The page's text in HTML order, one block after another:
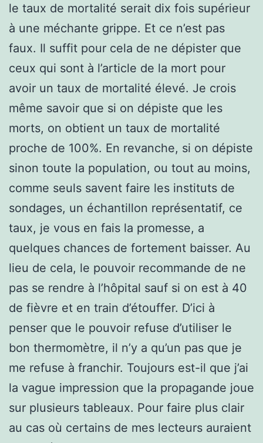
le taux de mortalité serait dix fois supérieur
à une méchante grippe. Et ce n’est pas
faux. Il suffit pour cela de ne dépister que
ceux qui sont à l’article de la mort pour
avoir un taux de mortalité élevé. Je crois
même savoir que si on dépiste que les
morts, on obtient un taux de mortalité
proche de 100%. En revanche, si on dépiste
sinon toute la population, ou tout au moins,
comme seuls savent faire les instituts de
sondages, un échantillon représentatif, ce
taux, je vous en fais la promesse, a
quelques chances de fortement baisser. Au
lieu de cela, le pouvoir recommande de ne
pas se rendre à l’hôpital sauf si on est à 40
de fièvre et en train d’étouffer. D’ici à
penser que le pouvoir refuse d’utiliser le
bon thermomètre, il n’y a qu’un pas que je
me refuse à franchir. Toujours est-il que j’ai
la vague impression que la propagande joue
sur plusieurs tableaux. Pour faire plus clair
au cas où certains de mes lecteurs auraient